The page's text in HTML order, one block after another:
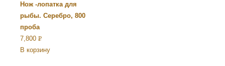
Нож -лопатка для
рыбы. Серебро, 800
проба
7,800 Р
УБ.
В корзину